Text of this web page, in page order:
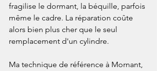
fragilise le dormant, la béquille, parfois
même le cadre. La réparation coûte
alors bien plus cher que le seul
remplacement d'un cylindre.
Ma technique de référence à Mornant,